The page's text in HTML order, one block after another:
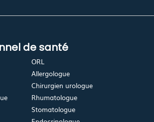
de santé
ORL
Allergologue
Chirurgien urologue
Rhumatologue
Stomatologue